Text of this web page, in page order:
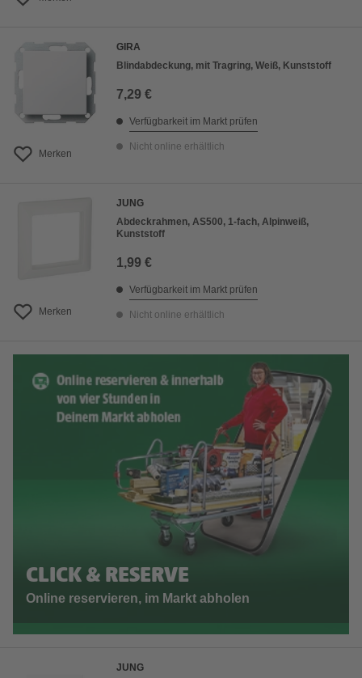
Merken
GIRA
Blindabdeckung, mit Tragring, Weiß, Kunststoff
7,29 €
Verfügbarkeit im Markt prüfen
Nicht online erhältlich
Merken
JUNG
Abdeckrahmen, AS500, 1-fach, Alpinweiß,
Kunststoff
1,99 €
Verfügbarkeit im Markt prüfen
Nicht online erhältlich
CLICK & RESERVE
Online reservieren, im Markt abholen
JUNG